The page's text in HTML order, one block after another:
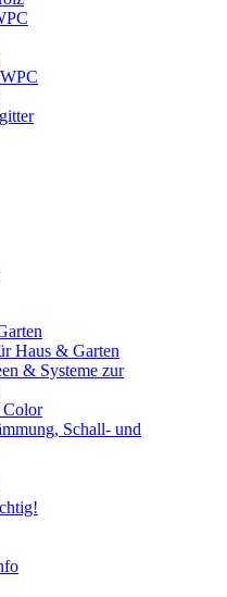
Haus & Garten
& Systeme zur
Color
Schall- und